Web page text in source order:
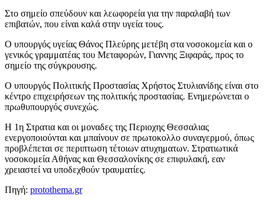
Στο σημείο σπεύδουν και λεωφορεία για την παραλαβή των
επιβατών, που είναι καλά στην υγεία τους.
Ο υπουργός υγείας Θάνος Πλεύρης μετέβη στα νοσοκομεία και ο
γενικός γραμματέας του Μεταφορών, Γιαννης Ξιφαράς, προς το
σημείο της σύγκρουσης.
Ο υπουργός Πολιτικής Προστασίας Χρήστος Στυλιανίδης είναι στο
κέντρο επιχειρήσεων της πολιτικής προστασίας. Ενημερώνεται ο
πρωθυπουργός συνεχώς.
Η 1η Στρατια και οι μοναδες της Περιοχης Θεσσαλιας
ενεργοποιούνται και μπαίνουν σε πρωτοκολλο συναγερμού, όπως
προβλέπεται σε περιπτωση τέτοιων ατυχηματων. Στρατιωτικά
νοσοκομεία Αθήνας και Θεσσαλονίκης σε επιφυλακή, εαν
χρειαστεί να υποδεχθούν τραυματίες.
Πηγή: protothema.gr